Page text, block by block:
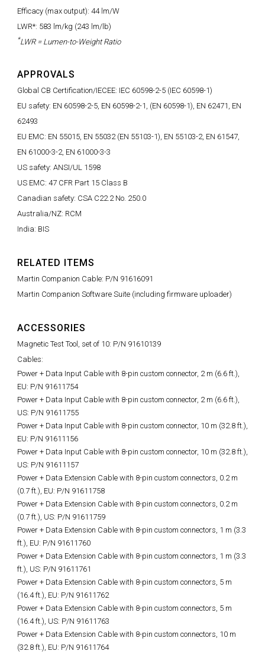
Efficacy (max output): 44 lm/W
LWR*: 583 lm/kg (243 lm/lb)
*LWR = Lumen-to-Weight Ratio
APPROVALS
Global CB Certification/IECEE: IEC 60598-2-5 (IEC 60598-1)
EU safety: EN 60598-2-5, EN 60598-2-1, (EN 60598-1), EN 62471, EN
62493
EU EMC: EN 55015, EN 55032 (EN 55103-1), EN 55103-2, EN 61547,
EN 61000-3-2, EN 61000-3-3
US safety: ANSI/UL 1598
US EMC: 47 CFR Part 15 Class B
Canadian safety: CSA C22.2 No. 250.0
Australia/NZ: RCM
India: BIS
RELATED ITEMS
Martin Companion Cable: P/N 91616091
Martin Companion Software Suite (including firmware uploader)
ACCESSORIES
Magnetic Test Tool, set of 10: P/N 91610139
Cables:
Power + Data Input Cable with 8-pin custom connector, 2 m (6.6 ft.),
EU: P/N 91611754
Power + Data Input Cable with 8-pin custom connector, 2 m (6.6 ft.),
US: P/N 91611755
Power + Data Input Cable with 8-pin custom connector, 10 m (32.8 ft.),
EU: P/N 91611156
Power + Data Input Cable with 8-pin custom connector, 10 m (32.8 ft.),
US: P/N 91611157
Power + Data Extension Cable with 8-pin custom connectors, 0.2 m
(0.7 ft.), EU: P/N 91611758
Power + Data Extension Cable with 8-pin custom connectors, 0.2 m
(0.7 ft.), US: P/N 91611759
Power + Data Extension Cable with 8-pin custom connectors, 1 m (3.3
ft.), EU: P/N 91611760
Power + Data Extension Cable with 8-pin custom connectors, 1 m (3.3
ft.), US: P/N 91611761
Power + Data Extension Cable with 8-pin custom connectors, 5 m
(16.4 ft.), EU: P/N 91611762
Power + Data Extension Cable with 8-pin custom connectors, 5 m
(16.4 ft.), US: P/N 91611763
Power + Data Extension Cable with 8-pin custom connectors, 10 m
(32.8 ft.), EU: P/N 91611764